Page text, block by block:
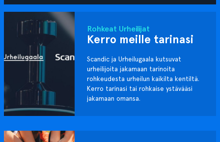
Rohkeat Urheilijat
Kerro meille tarinasi
Scandic ja Urheilugaala kutsuvat
urheilijoita jakamaan tarinoita
rohkeudesta urheilun kaikilta kentiltä.
Kerro tarinasi tai rohkaise ystävääsi
jakamaan omansa.